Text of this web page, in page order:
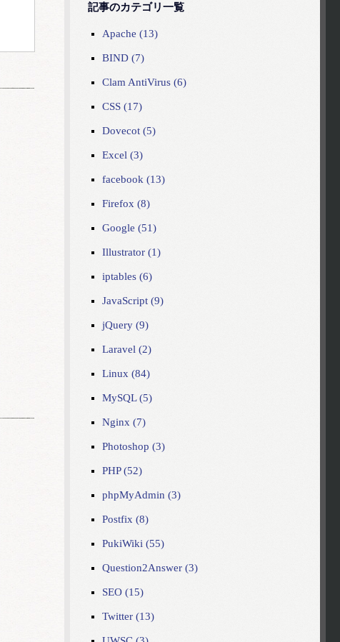
記事のカテゴリ一覧
Apache (13)
BIND (7)
Clam AntiVirus (6)
CSS (17)
Dovecot (5)
Excel (3)
facebook (13)
Firefox (8)
Google (51)
Illustrator (1)
iptables (6)
JavaScript (9)
jQuery (9)
Laravel (2)
Linux (84)
MySQL (5)
Nginx (7)
Photoshop (3)
PHP (52)
phpMyAdmin (3)
Postfix (8)
PukiWiki (55)
Question2Answer (3)
SEO (15)
Twitter (13)